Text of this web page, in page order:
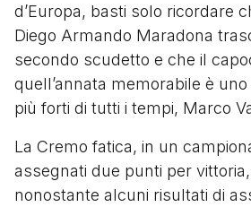
d’Europa, basti solo ricordare
Diego Armando Maradona
secondo scudetto e che il
quell’annata memorabile è
più forti di tutti i tempi, Marco
La Cremo fatica, in un
assegnati due punti per
nonostante alcuni risultati di